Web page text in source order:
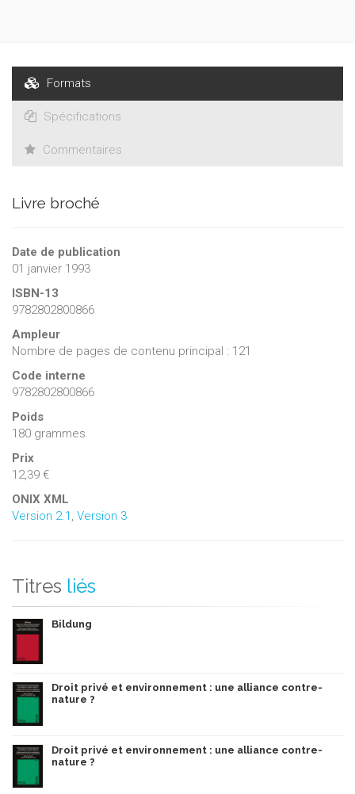
politique qui se cherche en ordonnant des points de vue
divers - et parfois divergents - autour de la triade : individu-
citoyen-croyant, sans oublier, d'un point de vue catholique, le
pôle collectif et communautaire qu'est l'Église, avec ses
Formats
Spécifications
Commentaires
Livre broché
Date de publication
01 janvier 1993
ISBN-13
9782802800866
Ampleur
Nombre de pages de contenu principal : 121
Code interne
9782802800866
Poids
180 grammes
Prix
12,39 €
ONIX XML
Version 2.1 Version 3
Titres liés
Bildung
Droit privé et environnement : une alliance contre-
nature ?
Droit privé et environnement : une alliance contre-
nature ?